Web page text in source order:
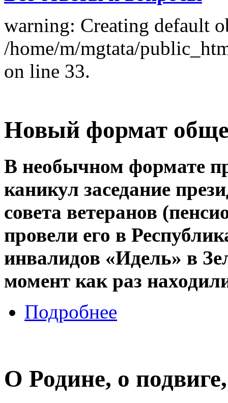
warning: Creating default
/home/m/mgtata/
on line 33.
Новый формат
В необычном формате
каникул заседание
совета ветеранов
провели его в
инвалидов «Идель» в
момент как раз
Подробнее
О Родине, о